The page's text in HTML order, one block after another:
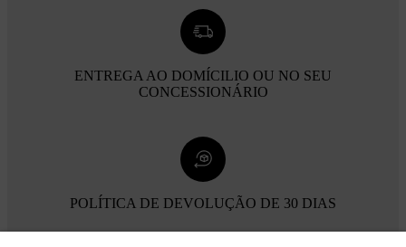
ENTREGA AO DOMÍCILIO OU NO SEU
CONCESSIONÁRIO
POLÍTICA DE DEVOLUÇÃO DE 30 DIAS